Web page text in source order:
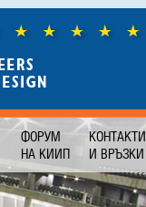
ФОРУМ
НА КИИП
КОНТАКТИ
И ВРЪЗКИ